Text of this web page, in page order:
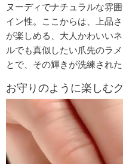
ヌーディでナチュラルな雰
イン性。ここからは、上品
が楽しめる、大人かわいい
ルでも真似したい爪先のラ
とで、その輝きが洗練された
お守りのように楽しむ